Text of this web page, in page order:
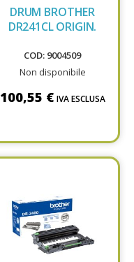
DRUM BROTHER
DR241CL ORIGIN.
COD: 9004509
Non disponibile
100,55 € IVA ESCLUSA